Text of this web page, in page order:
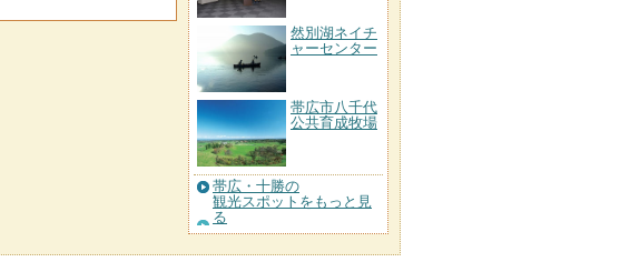
然別湖ネイチ
ャーセンター
帯広市八千代
公共育成牧場
帯広・十勝の
観光スポットをもっと見
る